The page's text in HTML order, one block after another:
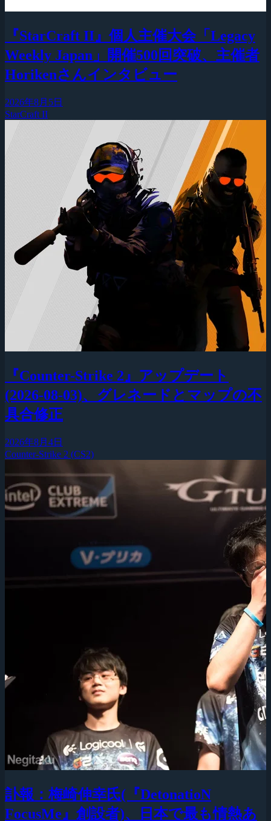
『StarCraft II』個人主催大会「Legacy
Weekly Japan」開催500回突破、主催者
Horikenさんインタビュー
2026年8月5日
StarCraft II
『Counter-Strike 2』アップデート
(2026-08-03)、グレネードとマップの不
具合修正
2026年8月4日
Counter-Strike 2 (CS2)
訃報：梅崎伸幸氏(『DetonatioN
FocusMe』創設者)、日本で最も情熱あ